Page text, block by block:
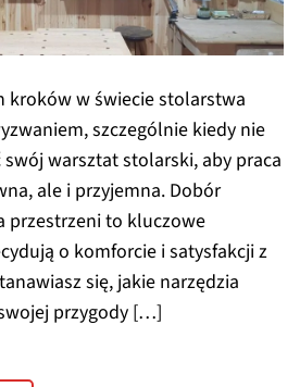
kroków w świecie stolarstwa
szczególnie kiedy nie
warsztat stolarski, aby praca
ale i przyjemna. Dobór
przestrzeni to kluczowe
o komforcie i satysfakcji z
się, jakie narzędzia
przygody […]